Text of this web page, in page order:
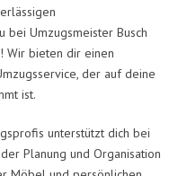
bei Umzugsmeister Busch
Wir bieten dir einen
der auf deine
ist.
unterstützt dich bei
Planung und Organisation